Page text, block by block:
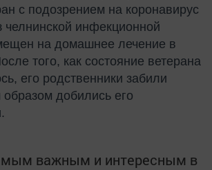
с подозрением на коронавирус
инфекционной
на домашнее лечение в
того, как состояние ветерана
его родственники забили
образом добились его
важным и интересным в